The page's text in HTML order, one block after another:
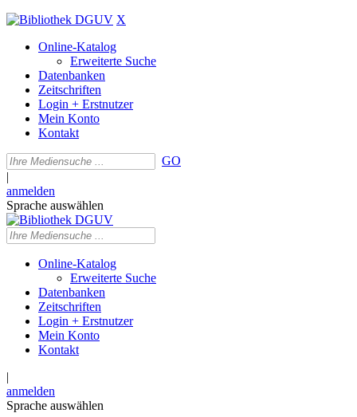
X
Online-Katalog
Erweiterte Suche
Datenbanken
Zeitschriften
Login + Erstnutzer
Mein Konto
Kontakt
GO
|
anmelden
Sprache auswählen
Online-Katalog
Erweiterte Suche
Datenbanken
Zeitschriften
Login + Erstnutzer
Mein Konto
Kontakt
|
anmelden
Sprache auswählen